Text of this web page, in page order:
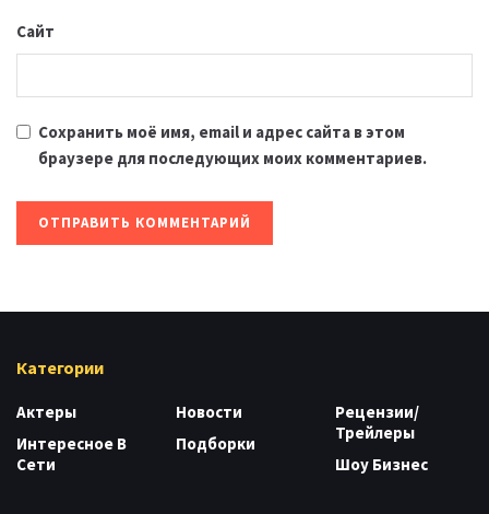
Сайт
Сохранить моё имя, email и адрес сайта в этом
браузере для последующих моих комментариев.
Категории
Актеры
Интересное В
Сети
Новости
Подборки
Рецензии/
Трейлеры
Шоу Бизнес